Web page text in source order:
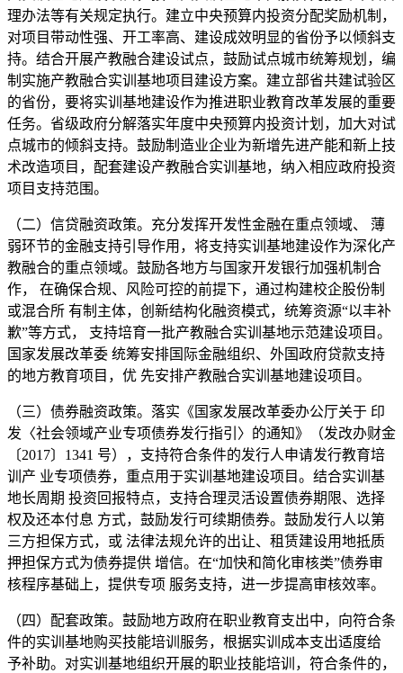
理办法等有关规定执行。建立中央预算内投资分配奖励机制，
对项目带动性强、开工率高、建设成效明显的省份予以倾斜支
持。结合开展产教融合建设试点，鼓励试点城市统筹规划，编
制实施产教融合实训基地项目建设方案。建立部省共建试验区
的省份，要将实训基地建设作为推进职业教育改革发展的重要
任务。省级政府分解落实年度中央预算内投资计划，加大对试
点城市的倾斜支持。鼓励制造业企业为新增先进产能和新上技
术改造项目，配套建设产教融合实训基地，纳入相应政府投资
项目支持范围。
（二）信贷融资政策。充分发挥开发性金融在重点领域、 薄
弱环节的金融支持引导作用，将支持实训基地建设作为深化产
教融合的重点领域。鼓励各地方与国家开发银行加强机制合
作， 在确保合规、风险可控的前提下，通过构建校企股份制
或混合所 有制主体，创新结构化融资模式，统筹资源“以丰补
歉”等方式， 支持培育一批产教融合实训基地示范建设项目。
国家发展改革委 统筹安排国际金融组织、外国政府贷款支持
的地方教育项目，优 先安排产教融合实训基地建设项目。
（三）债券融资政策。落实《国家发展改革委办公厅关于 印
发〈社会领域产业专项债券发行指引〉的通知》（发改办财金
〔2017〕1341 号），支持符合条件的发行人申请发行教育培
训产 业专项债券，重点用于实训基地建设项目。结合实训基
地长周期 投资回报特点，支持合理灵活设置债券期限、选择
权及还本付息 方式，鼓励发行可续期债券。鼓励发行人以第
三方担保方式，或 法律法规允许的出让、租赁建设用地抵质
押担保方式为债券提供 增信。在“加快和简化审核类”债券审
核程序基础上，提供专项 服务支持，进一步提高审核效率。
（四）配套政策。鼓励地方政府在职业教育支出中，向符合条
件的实训基地购买技能培训服务，根据实训成本支出适度给
予补助。对实训基地组织开展的职业技能培训，符合条件的，